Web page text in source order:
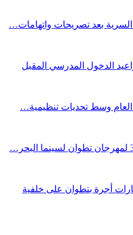
بعد تصريحات واتهامات…
الدخول المدرسي المقبل
العام وسط تحديات تنظيمية…
أجرة بتطوان على خلفية